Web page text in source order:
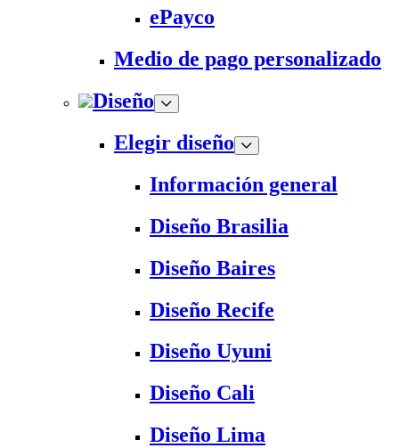
ePayco
Medio de pago personalizado
Diseño
Elegir diseño
Información general
Diseño Brasilia
Diseño Baires
Diseño Recife
Diseño Uyuni
Diseño Cali
Diseño Lima